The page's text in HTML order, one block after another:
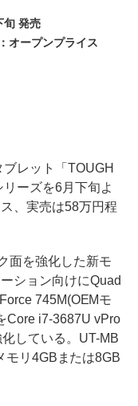
旬 発売
オープンプライス
レット「TOUGH
ーズを6月下旬よ
、実売は58万円程
面を強化した新モ
ション向けにQuad
745M(OEMモ
Core i7-3687U vPro
している。UT-MB
モリ4GBまたは8GB